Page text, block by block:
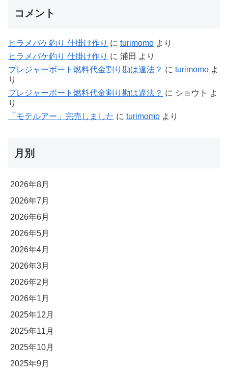
コメント
ヒラメバケ釣り 仕掛け作り に turimomo より
ヒラメバケ釣り 仕掛け作り に 浦田 より
プレジャーボート燃料代金割り勘は違法？ に turimomo よ
り
プレジャーボート燃料代金割り勘は違法？ に ショウト よ
り
「モテルアー」完売しました に turimomo より
月別
2026年8月
2026年7月
2026年6月
2026年5月
2026年4月
2026年3月
2026年2月
2026年1月
2025年12月
2025年11月
2025年10月
2025年9月